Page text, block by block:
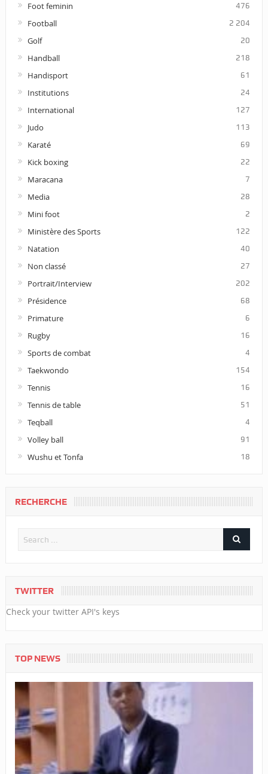
Foot feminin 476
Football 2 204
Golf 20
Handball 218
Handisport 61
Institutions 24
International 127
Judo 113
Karaté 69
Kick boxing 22
Maracana 7
Media 28
Mini foot 2
Ministère des Sports 122
Natation 40
Non classé 27
Portrait/Interview 202
Présidence 68
Primature 6
Rugby 16
Sports de combat 4
Taekwondo 154
Tennis 16
Tennis de table 51
Teqball 4
Volley ball 91
Wushu et Tonfa 18
RECHERCHE
TWITTER
Check your twitter API's keys
TOP NEWS